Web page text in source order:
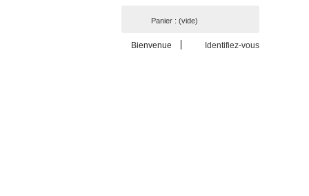
Panier : (vide)
Bienvenue Identifiez-vous